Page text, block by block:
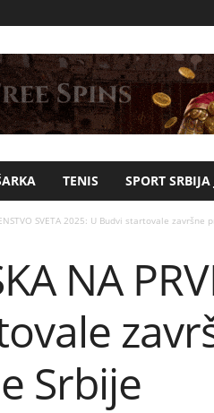
TENIS SPORT
SVETA 2025: U Budvi startovale završne
NA
Srbije